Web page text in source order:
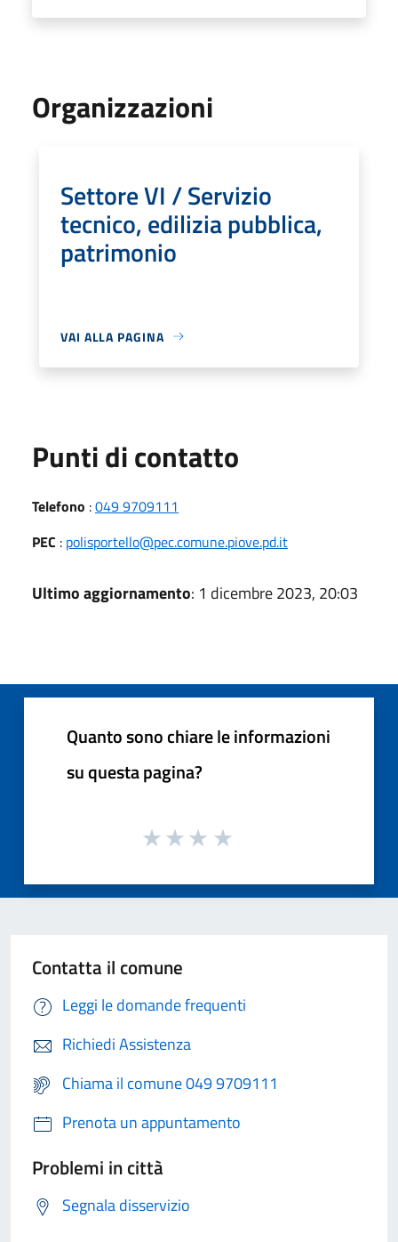
Organizzazioni
Settore VI / Servizio
tecnico, edilizia pubblica,
patrimonio
VAI ALLA PAGINA
Punti di contatto
Telefono :049 9709111
PEC : polisportello@pec.comune.piove.pd.it
Ultimo aggiornamento: 1 dicembre 2023, 20:03
Quanto sono chiare le informazioni
su questa pagina?
Contatta il comune
Leggi le domande frequenti
Richiedi Assistenza
Chiama il comune 049 9709111
Prenota un appuntamento
Problemi in città
Segnala disservizio